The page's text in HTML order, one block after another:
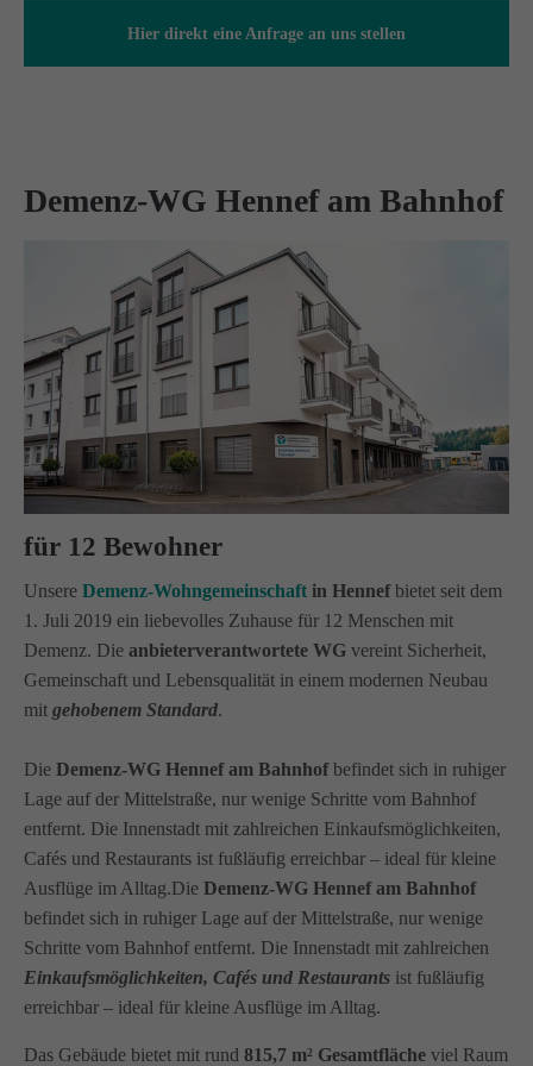
info@amicus-pflege.de
Hier direkt eine Anfrage an uns stellen
Demenz-WG Hennef am Bahnhof
für 12 Bewohner
Unsere Demenz-Wohngemeinschaft in Hennefbietet seit dem
1. Juli 2019 ein liebevolles Zuhause für 12 Menschen mit
Demenz. Die anbieterverantwortete WG vereint Sicherheit,
Gemeinschaft und Lebensqualität in einem modernen Neubau
mit gehobenem Standard.
Die Demenz-WG Hennef am Bahnhofbefindet sich in ruhiger
Lage auf der Mittelstraße, nur wenige Schritte vom Bahnhof
entfernt. Die Innenstadt mit zahlreichen Einkaufsmöglichkeiten,
Cafés und Restaurants ist fußläufig erreichbar – ideal für kleine
Ausflüge im Alltag.Die Demenz-WG Hennef am Bahnhof
befindet sich in ruhiger Lage auf der Mittelstraße, nur wenige
Schritte vom Bahnhof entfernt. Die Innenstadt mit zahlreichen
Einkaufsmöglichkeiten, Cafés und Restaurants ist fußläufig
erreichbar – ideal für kleine Ausflüge im Alltag.
Das Gebäude bietet mit rund 815,7 m² Gesamtfläche viel Raum